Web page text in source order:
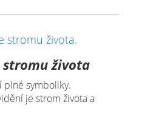
života
symboliky.
je strom života a